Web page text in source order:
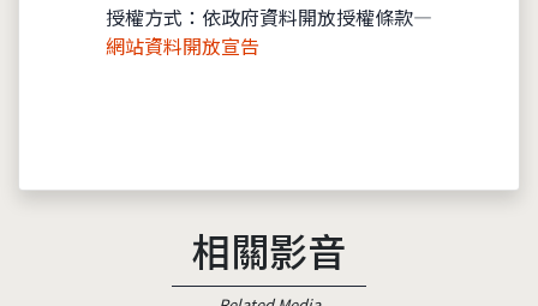
授權方式：依政府資料開放授權條款—
網站資料開放宣告
相關影音